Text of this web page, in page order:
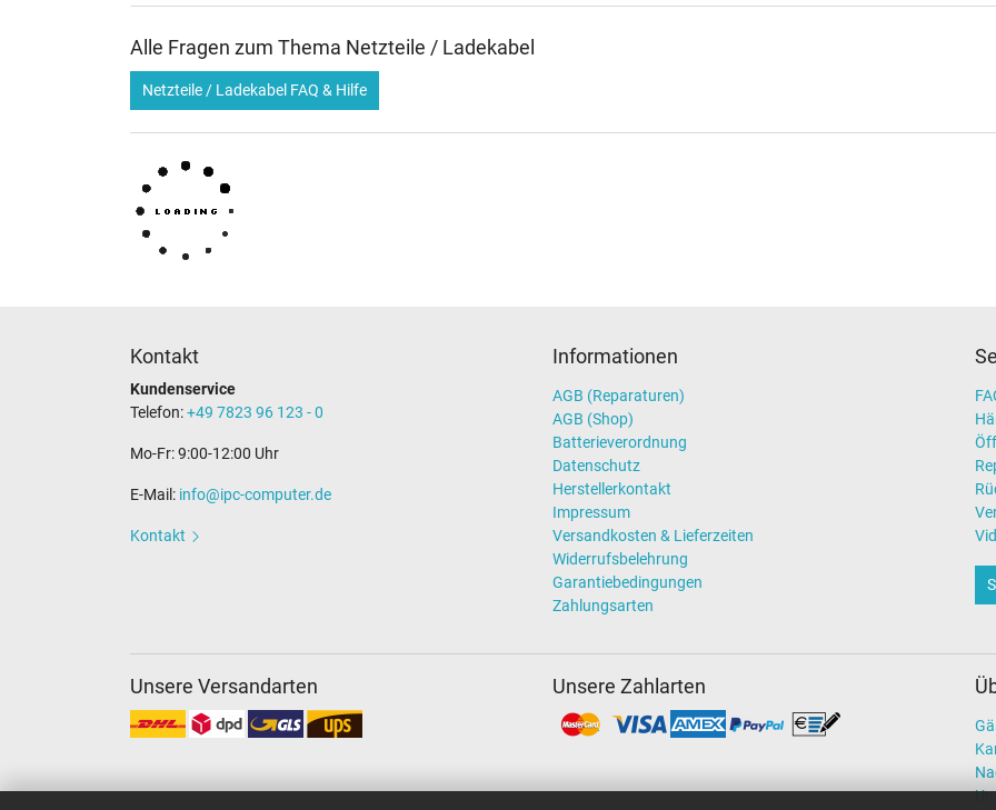
Alle Fragen zum Thema Netzteile / Ladekabel
Netzteile / Ladekabel FAQ & Hilfe
Kontakt
Kundenservice
Telefon:+49 7823 96 123 - 0
Mo-Fr: 9:00-12:00 Uhr
E-Mail: info@ipc-computer.de
Kontakt
Informationen
AGB (Reparaturen)
AGB (Shop)
Batterieverordnung
Datenschutz
Herstellerkontakt
Impressum
Versandkosten & Lieferzeiten
Widerrufsbelehrung
Garantiebedingungen
Zahlungsarten
Unsere Versandarten Unsere Zahlarten